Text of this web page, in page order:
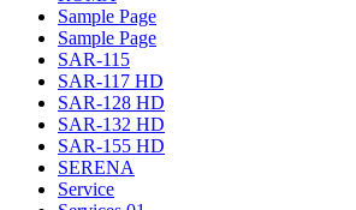
Sample Page
Sample Page
SAR-115
SAR-117 HD
SAR-128 HD
SAR-132 HD
SAR-155 HD
SERENA
Service